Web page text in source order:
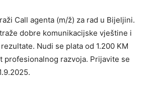
Call agenta (m/ž) za rad u Bijeljini.
dobre komunikacijske vještine i
Nudi se plata od 1.200 KM
profesionalnog razvoja. Prijavite se